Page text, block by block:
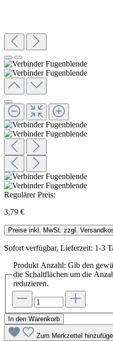
Regulärer Preis:
3,79 €
Preise inkl. MwSt. zzgl.
Sofort verfügbar, Lieferzeit: 1-3
Produkt Anzahl: Gib den
die Schaltflächen um die
reduzieren.
In den Warenkorb
Zum Merkzettel